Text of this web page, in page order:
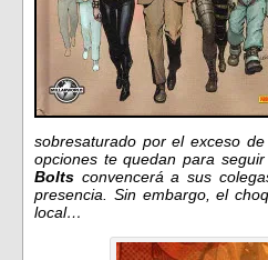
sobresaturado por el exceso
opciones te quedan para
Bolts convencerá a sus
presencia. Sin embargo, el
local…